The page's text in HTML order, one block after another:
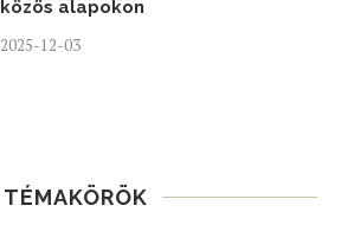
közös alapokon
2025-12-03
TÉMAKÖRÖK